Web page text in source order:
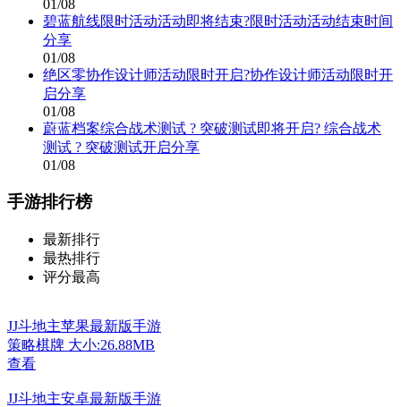
01/08
碧蓝航线限时活动活动即将结束?限时活动活动结束时间
分享
01/08
绝区零协作设计师活动限时开启?协作设计师活动限时开
启分享
01/08
蔚蓝档案综合战术测试 ? 突破测试即将开启? 综合战术
测试 ? 突破测试开启分享
01/08
手游排行榜
最新排行
最热排行
评分最高
JJ斗地主苹果最新版手游
策略棋牌 大小:26.88MB
查看
JJ斗地主安卓最新版手游